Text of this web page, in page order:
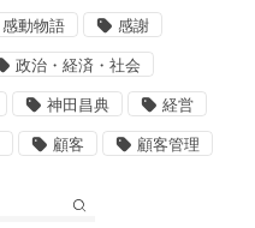
感動物語 感謝
政治・経済・社会
神田昌典 経営
顧客 顧客管理